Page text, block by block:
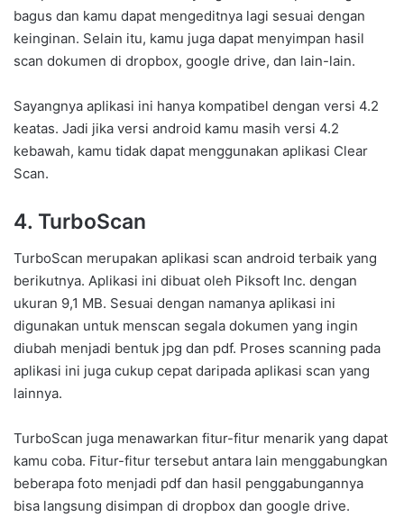
bagus dan kamu dapat mengeditnya lagi sesuai dengan
keinginan. Selain itu, kamu juga dapat menyimpan hasil
scan dokumen di dropbox, google drive, dan lain-lain.
Sayangnya aplikasi ini hanya kompatibel dengan versi 4.2
keatas. Jadi jika versi android kamu masih versi 4.2
kebawah, kamu tidak dapat menggunakan aplikasi Clear
Scan.
4. TurboScan
TurboScan merupakan aplikasi scan android terbaik yang
berikutnya. Aplikasi ini dibuat oleh Piksoft Inc. dengan
ukuran 9,1 MB. Sesuai dengan namanya aplikasi ini
digunakan untuk menscan segala dokumen yang ingin
diubah menjadi bentuk jpg dan pdf. Proses scanning pada
aplikasi ini juga cukup cepat daripada aplikasi scan yang
lainnya.
TurboScan juga menawarkan fitur-fitur menarik yang dapat
kamu coba. Fitur-fitur tersebut antara lain menggabungkan
beberapa foto menjadi pdf dan hasil penggabungannya
bisa langsung disimpan di dropbox dan google drive.